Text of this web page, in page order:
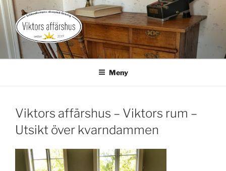
Hoppa
till
innehåll
VIKTORS AFFÄRSHUS
Gårdsbutik med landsbygdspuls
Meny
Viktors affärshus – Viktors rum –
Utsikt över kvarndammen